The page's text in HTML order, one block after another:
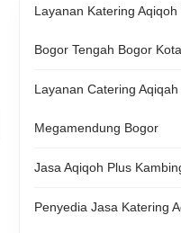
Layanan Katering
Bogor Tengah Bogor Kota
Layanan Catering
Megamendung Bogor
Jasa Aqiqoh Plus
Penyedia Jasa Katering